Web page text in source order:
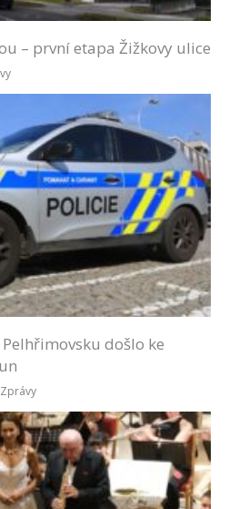
– první etapa Žižkovy ulice
došlo ke
Zprávy